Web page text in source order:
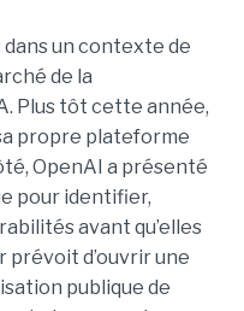
un contexte de
de la
Plus tôt cette année,
propre plateforme
OpenAI a présenté
pour identifier,
avant qu’elles
prévoit d’ouvrir une
publique de